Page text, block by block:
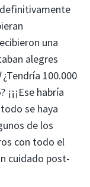
una
alegres
¿Tendría 100.000
habría
se haya
de los
con todo el
cuidado post-